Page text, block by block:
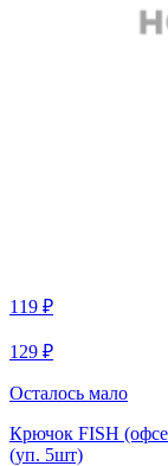
119 ₽
129 ₽
Осталось мало
Крючок FISH
(уп. 5шт)